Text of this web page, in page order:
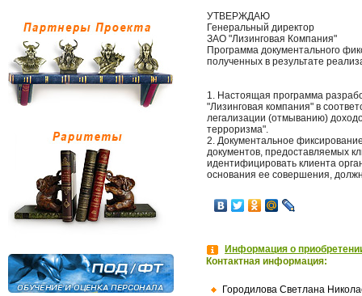
УТВЕРЖДАЮ
Генеральный директор
ЗАО "Лизинговая Компания"
Программа документального
полученных в результате
1. Настоящая программа
"Лизинговая компания" в
легализации (отмыванию)
терроризма".
2. Документальное
документов, предоставляемых
идентифицировать клиента
основания ее совершения,
Информация о
Контактная информация:
Городилова Светлана